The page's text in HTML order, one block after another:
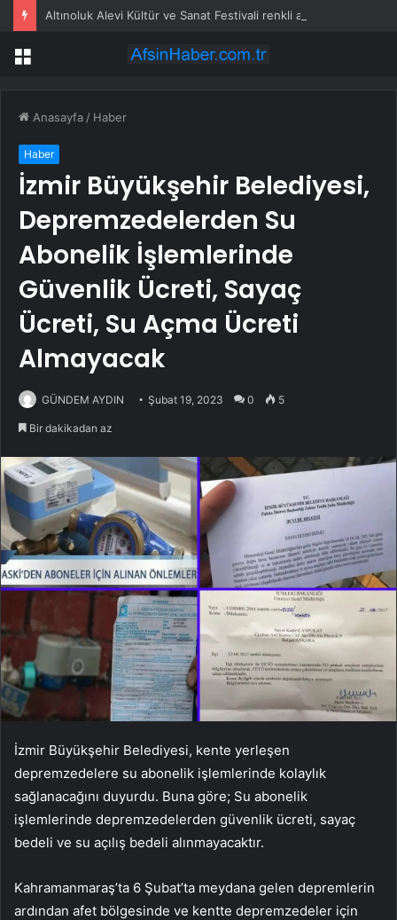
Menü
Anasayfa / Haber
Haber
İzmir Büyükşehir Belediyesi,
Depremzedelerden Su
Abonelik İşlemlerinde
Güvenlik Ücreti, Sayaç
Ücreti, Su Açma Ücreti
Almayacak
GÜNDEM AYDIN Şubat 19, 2023 0 5
Bir dakikadan az
İzmir Büyükşehir Belediyesi, kente yerleşen
depremzedelere su abonelik işlemlerinde kolaylık
sağlanacağını duyurdu. Buna göre; Su abonelik
işlemlerinde depremzedelerden güvenlik ücreti, sayaç
bedeli ve su açılış bedeli alınmayacaktır.
Kahramanmaraş’ta 6 Şubat’ta meydana gelen depremlerin
ardından afet bölgesinde ve kentte depremzedeler için